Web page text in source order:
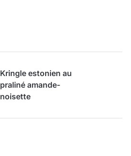
Kringle estonien au
praliné amande-
noisette